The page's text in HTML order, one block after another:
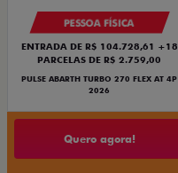
PESSOA FÍSICA
ENTRADA DE R$ 104.728,61 +18
PARCELAS DE R$ 2.759,00
PULSE ABARTH TURBO 270 FLEX AT 4P
2026
Quero agora!